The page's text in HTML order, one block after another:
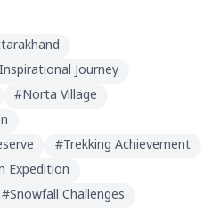
Inspirational Journey
#Norta Village
#Trekking Achievement
Expedition
#Snowfall Challenges